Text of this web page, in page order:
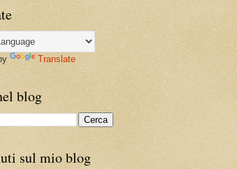
Translate
blog
sul mio blog